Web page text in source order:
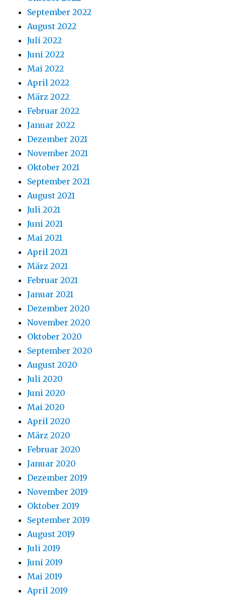
September 2022
August 2022
Juli 2022
Juni 2022
Mai 2022
April 2022
März 2022
Februar 2022
Januar 2022
Dezember 2021
November 2021
Oktober 2021
September 2021
August 2021
Juli 2021
Juni 2021
Mai 2021
April 2021
März 2021
Februar 2021
Januar 2021
Dezember 2020
November 2020
Oktober 2020
September 2020
August 2020
Juli 2020
Juni 2020
Mai 2020
April 2020
März 2020
Februar 2020
Januar 2020
Dezember 2019
November 2019
Oktober 2019
September 2019
August 2019
Juli 2019
Juni 2019
Mai 2019
April 2019